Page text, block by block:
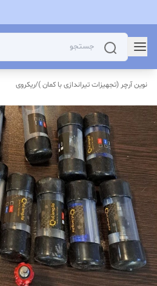
نوین آرچر (تجهیزات تیراندازی با کمان )/ریکروی